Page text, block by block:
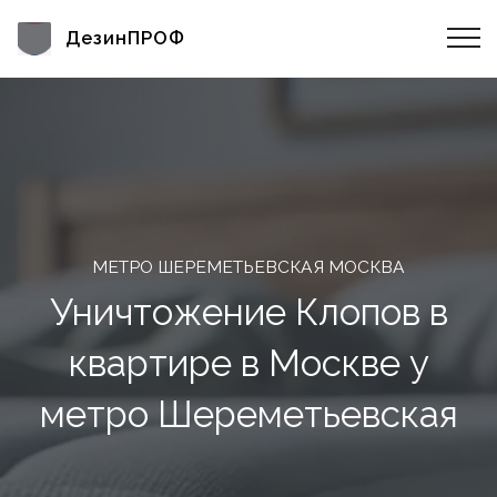
ДезинПРОФ
МЕТРО ШЕРЕМЕТЬЕВСКАЯ МОСКВА
Уничтожение Клопов в
квартире в Москве у
метро Шереметьевская